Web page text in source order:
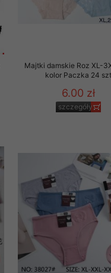
Majtki damskie Roz XL-
kolor Paczka 24
6.00 zł
szczegóły